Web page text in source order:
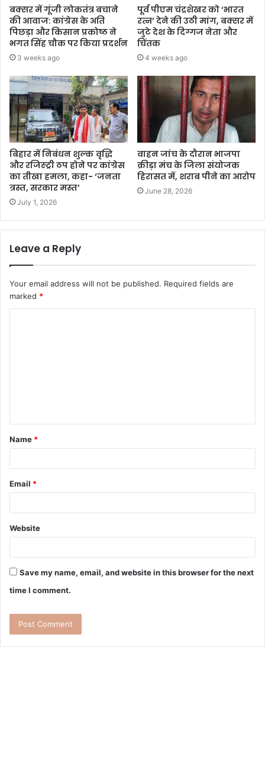
बक्सर में गूंजी लोकतंत्र बचाने
की आवाज: कांग्रेस के अति
पिछड़ा और किसान प्रकोष्ठ ने
भगत सिंह चौक पर किया प्रदर्शन
3 weeks ago
पूर्व पीएम चंद्रशेखर को ‘भारत
रत्न’ देने की उठी मांग, बक्सर में
जुटे देश के दिग्गज नेता और
चिंतक
4 weeks ago
​बिहार में निबंधन शुल्क वृद्धि
और रजिस्ट्री ठप होने पर कांग्रेस
का तीखा हमला, कहा- ‘जनता
त्रस्त, सरकार मस्त’
July 1, 2026
वाहन जांच के दौरान भाजपा
क्रीड़ा मंच के जिला संयोजक
हिरासत में, शराब पीने का आरोप
June 28, 2026
Leave a Reply
Your email address will not be published. Required fields are
marked *
Name *
Email *
Website
Save my name, email, and website in this browser for the next
time I comment.